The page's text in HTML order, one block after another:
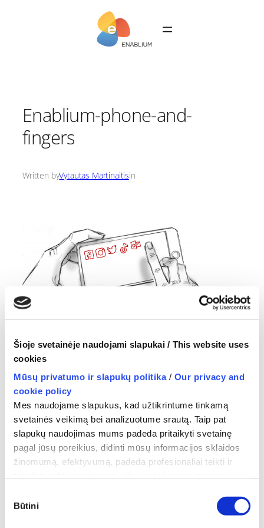
Šioje svetainėje naudojami slapukai / This website uses
cookies
Mūsų privatumo ir slapukų politika/ Our privacy and
cookie policy
Mes naudojame slapukus, kad užtikrintume tinkamą
svetainės veikimą bei analizuotume srautą. Taip pat
slapukų naudojimas mums padeda pritaikyti svetainę
pagal jūsų poreikius, didinti mūsų informacijos sklaidos
žinomumą, efektyvumą, padeda profesionaliai teikti ir
politika ir atitinkamais asmens duomenų saugos teisės
pasirinkimas
Būtini
Enablium-phone-and-
fingers
Written byVytautas Martinaitisin
← System For Manual Control of Handheld Device
That is Out of User’s Direct Vision